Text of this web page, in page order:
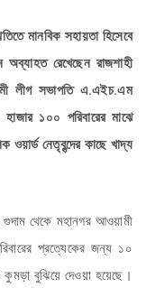
মানবিক সহায়তা হিসেবে
রেখেছেন রাজশাহী
লীগ সভাপতি এ.এইচ.এম
১০০ পরিবারের মাঝে
ওয়ার্ড নেতৃবৃন্দের কাছে খাদ্য
গুদাম থেকে মহানগর আওয়ামী
প্রত্যেকের জন্য ১০
বুঝিয়ে দেওয়া হয়েছে।